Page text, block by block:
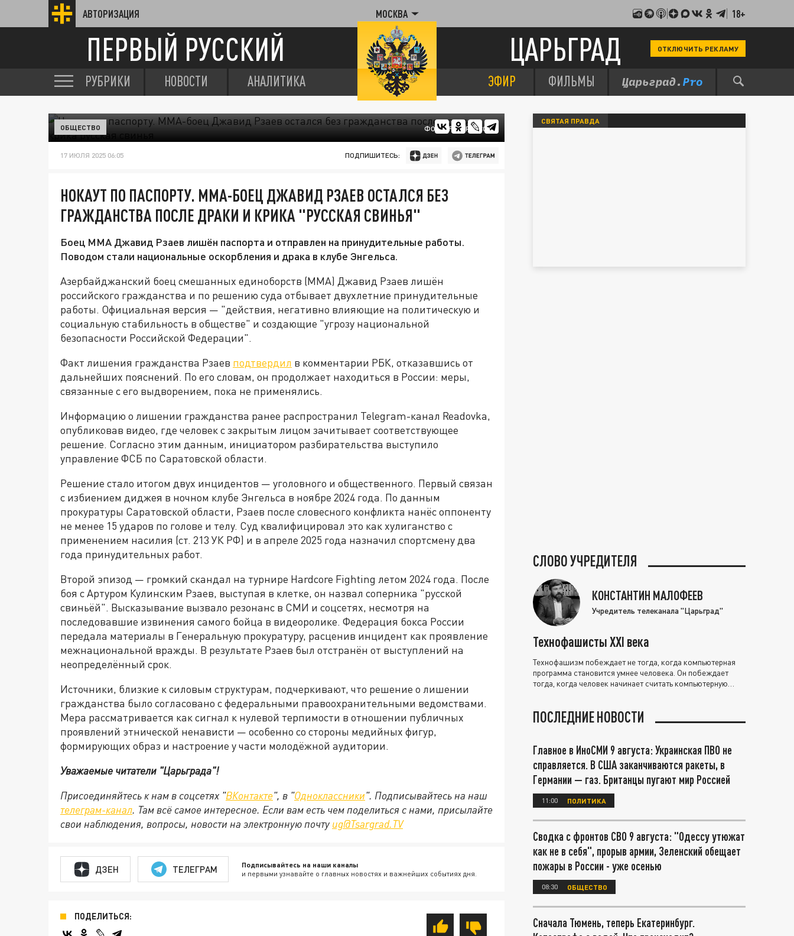
АВТОРИЗАЦИЯ МОСКВА 18+
ПЕРВЫЙ РУССКИЙ ЦАРЬГРАД ОТКЛЮЧИТЬ РЕКЛАМУ
РУБРИКИ НОВОСТИ АНАЛИТИКА ЭФИР ФИЛЬМЫ
ФОТО: FREEPIK.COM
ОБЩЕСТВО
17 ИЮЛЯ 2025 06:05 ПОДПИШИТЕСЬ:
НОКАУТ ПО ПАСПОРТУ. ММА-БОЕЦ ДЖАВИД РЗАЕВ ОСТАЛСЯ БЕЗ
ГРАЖДАНСТВА ПОСЛЕ ДРАКИ И КРИКА "РУССКАЯ СВИНЬЯ"
Боец ММА Джавид Рзаев лишён паспорта и отправлен на принудительные работы.
Поводом стали национальные оскорбления и драка в клубе Энгельса.
Азербайджанский боец смешанных единоборств (ММА) Джавид Рзаев лишён
российского гражданства и по решению суда отбывает двухлетние принудительные
работы. Официальная версия — "действия, негативно влияющие на политическую и
социальную стабильность в обществе" и создающие "угрозу национальной
безопасности Российской Федерации".
Факт лишения гражданства Рзаев подтвердил в комментарии РБК, отказавшись от
дальнейших пояснений. По его словам, он продолжает находиться в России: меры,
связанные с его выдворением, пока не применялись.
Информацию о лишении гражданства ранее распространил Telegram-канал Readovka,
опубликовав видео, где человек с закрытым лицом зачитывает соответствующее
решение. Согласно этим данным, инициатором разбирательства выступило
управление ФСБ по Саратовской области.
Решение стало итогом двух инцидентов — уголовного и общественного. Первый связан
с избиением диджея в ночном клубе Энгельса в ноябре 2024 года. По данным
прокуратуры Саратовской области, Рзаев после словесного конфликта нанёс оппоненту
не менее 15 ударов по голове и телу. Суд квалифицировал это как хулиганство с
применением насилия (ст. 213 УК РФ) и в апреле 2025 года назначил спортсмену два
года принудительных работ.
Второй эпизод — громкий скандал на турнире Hardcore Fighting летом 2024 года. После
боя с Артуром Кулинским Рзаев, выступая в клетке, он назвал соперника "русской
свиньёй". Высказывание вызвало резонанс в СМИ и соцсетях, несмотря на
последовавшие извинения самого бойца в видеоролике. Федерация бокса России
передала материалы в Генеральную прокуратуру, расценив инцидент как проявление
межнациональной вражды. В результате Рзаев был отстранён от выступлений на
неопределённый срок.
Источники, близкие к силовым структурам, подчеркивают, что решение о лишении
гражданства было согласовано с федеральными правоохранительными ведомствами.
Мера рассматривается как сигнал к нулевой терпимости в отношении публичных
проявлений этнической ненависти — особенно со стороны медийных фигур,
формирующих образ и настроение у части молодёжной аудитории.
Уважаемые читатели "Царьграда"!
Присоединяйтесь к нам в соцсетях "ВКонтакте", в "Одноклассники". Подписывайтесь на наш
телеграм-канал. Там всё самое интересное. Если вам есть чем поделиться с нами, присылайте
свои наблюдения, вопросы, новости на электронную почту ug@Tsargrad.TV
ДЗЕН ТЕЛЕГРАМ Подписывайтесь на наши каналы
и первыми узнавайте о главных новостях и важнейших событиях дня.
ПОДЕЛИТЬСЯ:
СВЯТАЯ ПРАВДА
СЛОВО УЧРЕДИТЕЛЯ
КОНСТАНТИН МАЛОФЕЕВ
Учредитель телеканала "Царьград"
Технофашисты XXI века
Технофашизм побеждает не тогда, когда компьютерная
программа становится умнее человека. Он побеждает
тогда, когда человек начинает считать компьютерную
ПОСЛЕДНИЕ НОВОСТИ
Главное в ИноСМИ 9 августа: Украинская ПВО не
справляется. В США заканчиваются ракеты, в
Германии — газ. Британцы пугают мир Россией
11:00 ПОЛИТИКА
Сводка с фронтов СВО 9 августа: "Одессу утюжат
как не в себя", прорыв армии, Зеленский обещает
пожары в России - уже осенью
08:30 ОБЩЕСТВО
Сначала Тюмень, теперь Екатеринбург.